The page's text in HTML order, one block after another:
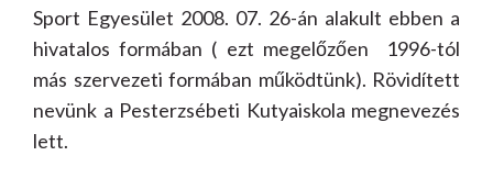
Sport Egyesület 2008. 07. 26-án alakult ebben a
hivatalos formában ( ezt megelőzően 1996-tól
más szervezeti formában működtünk). Rövidített
nevünk a Pesterzsébeti Kutyaiskola megnevezés
lett.